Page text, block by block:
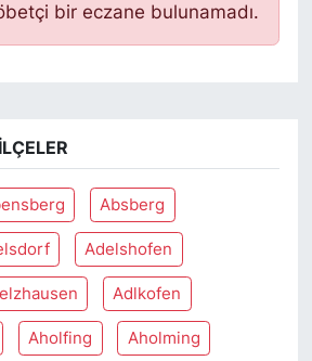
bir eczane bulunamadı.
Absberg
Adelshofen
Adlkofen
Aholfing Aholming